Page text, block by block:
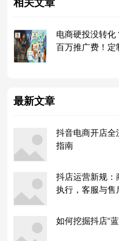
相关文章
电商硬投没转化
百万推广费！定
最新文章
抖音电商开店全
指南
抖店运营新规：
执行，客服与售
如何挖掘抖店“